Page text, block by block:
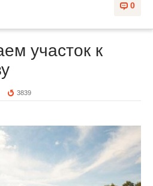
0
участок к
3839